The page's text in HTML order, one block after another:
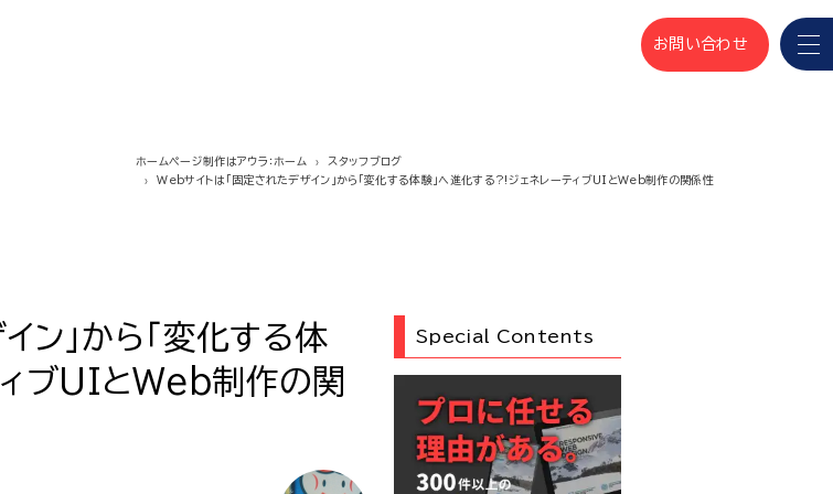
お問い合わせ
ホームページ制作はアウラ：ホーム
スタッフブログ
Webサイトは「固定されたデザイン」から「変化する体験」へ進化する?!ジェネレーティブUIとWeb制作の関係性
ン」から「変化する体
ブUIとWeb制作の関
Special Contents